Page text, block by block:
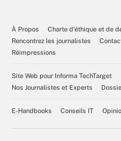
À Propos
Charte d’éthique et de
Rencontrez les journalistes
Réimpressions
Site Web pour Informa TechTarget
Nos Journalistes et Experts
E-Handbooks Conseils IT